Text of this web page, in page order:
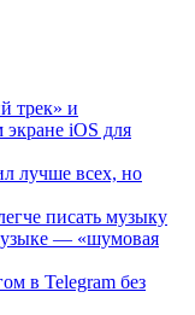
трек» и
iOS для
лучше всех, но
писать музыку
— «шумовая
в Telegram без